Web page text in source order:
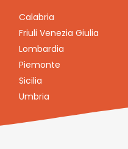
Calabria
Friuli Venezia Giulia
Lombardia
Piemonte
Sicilia
Umbria